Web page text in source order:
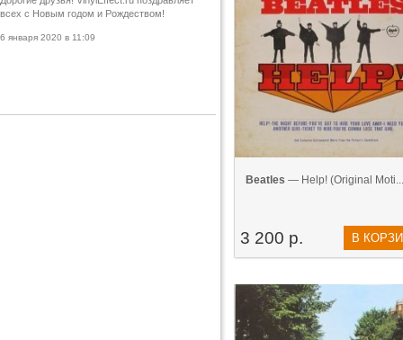
всех с Новым годом и Рождеством!
6 января 2020 в 11:09
Beatles — Help! (Original
3 200 р. В